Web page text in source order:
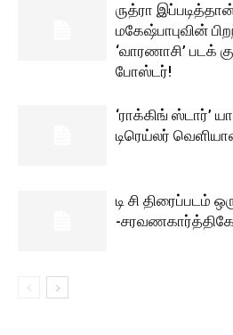
ருத்ரா
மகேஷ்பாபுவின்
‘வாரணாசி’ படக்
போஸ்டர்!
‘ராக்கிங் ஸ்டார்’
டிரெய்லர்
டி சி திரைப்படம்
-